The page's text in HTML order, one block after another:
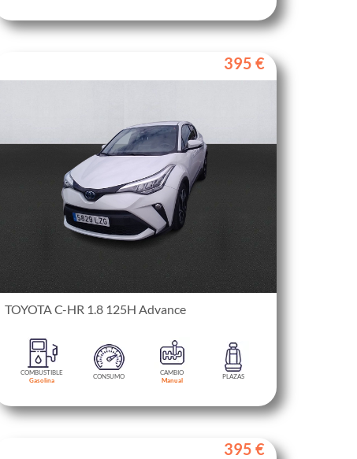
395 €
TOYOTA C-HR 1.8 125H Advance
COMBUSTIBLE
Gasolina
CONSUMO
CAMBIO
Manual
PLAZAS
395 €